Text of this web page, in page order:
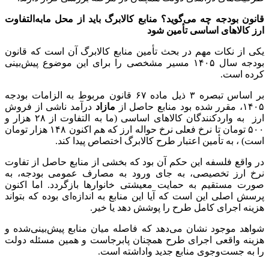
قانون بودجه چه می‌گوید؟ منابع کالابرگ باید از محل مابه‌التفاوت
ارز کالاهای اساسی تأمین شود
یکی از نکات مهم در بحث تأمین منابع کالابرگ آن است که قانون
بودجه سال ۱۴۰۵ مسیر مشخصی را برای این موضوع پیش‌بینی
کرده است.
بر اساس تبصره ۳ ذیل ماده ۶۷ قانون مربوط به الزامات بودجه
۱۴۰۵، مقرر شده بود منابع حاصل از
مازاد درآمد ناشی از فروش
ارز به واردکنندگان کالاهای اساسی (ما به التفاوت از ۲۸ هزار و
۵۰۰ تومان تا نرخ فعلی نرخ حواله ارز که هم اکنون ۱۴۸ هزار تومان
است) ، به تأمین اعتبار طرح کالابرگ اختصاص پیدا کند.
در واقع فلسفه این حکم آن بود که بخشی از منابع حاصل از تفاوت
نرخ ارز تخصیصی، به جای ورود به مصارف عمومی بودجه، به
صورت مستقیم به حمایت معیشتی خانوارها بازگردد. اما اکنون
پرسش اصلی این است که آیا این منابع به اندازه‌ای بوده که بتواند
هزینه اجرای کامل طرح را پوشش دهد یا خیر.
شواهد موجود نشان می‌دهد که فاصله میان منابع پیش‌بینی‌شده و
هزینه واقعی اجرای طرح همچنان پابرجاست و همین مسئله دولت
را به جست‌وجوی منابع جدید واداشته است.